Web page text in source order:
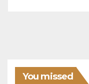
You missed